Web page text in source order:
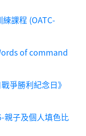
課程 (OATC-
of command
爭勝利紀念日》
親子及個人填色比